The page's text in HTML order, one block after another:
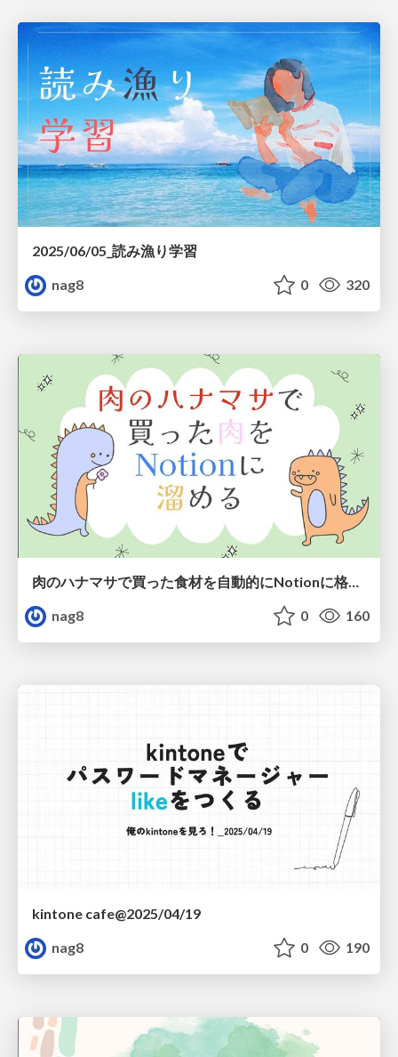
2025/06/05_読み漁り学習
nag8
0 320
肉のハナマサで買った食材を自動的にNotionに格納する
nag8
0 160
kintone cafe@2025/04/19
nag8
0 190